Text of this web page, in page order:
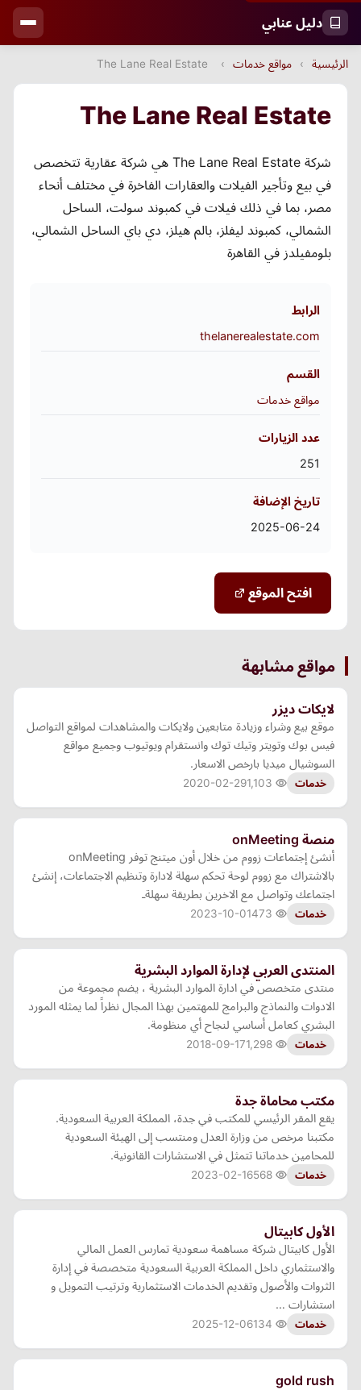
دليل عنابي
الرئيسية › مواقع خدمات ›
The Lane Real Estate
The Lane Real Estate
شركة The Lane Real Estate هي شركة عقارية تتخصص
في بيع وتأجير الفيلات والعقارات الفاخرة في مختلف أنحاء
مصر، بما في ذلك فيلات في كمبوند سولت، الساحل
الشمالي، كمبوند ليفلز، بالم هيلز، دي باي الساحل الشمالي،
بلومفيلدز في القاهرة
الرابط
thelanerealestate.com
القسم
مواقع خدمات
عدد الزيارات
251
تاريخ الإضافة
2025-06-24
افتح الموقع
مواقع مشابهة
لايكات ديزر
موقع بيع وشراء وزيادة متابعين ولايكات والمشاهدات لمواقع التواصل
فيس بوك وتويتر وتيك توك وانستقرام ويوتيوب وجميع مواقع
السوشيال ميديا بارخص الاسعار.
خدمات 2020-02-29
منصة onMeeting
أنشئ إجتماعات زووم من خلال أون ميتنج توفر onMeeting
بالاشتراك مع زووم لوحة تحكم سهلة لادارة وتنظيم الاجتماعات، إنشئ
اجتماعك وتواصل مع الاخرين بطريقة سهلةـ
خدمات 2023-10-01
المنتدى العربي لإدارة الموارد البشرية
منتدى متخصص في ادارة الموارد البشرية ، يضم مجموعة من
الادوات والنماذج والبرامج للمهتمين بهذا المجال نظراً لما يمثله المورد
البشري كعامل أساسي لنجاح أي منظومة.
خدمات 2018-09-17
مكتب محاماة جدة
يقع المقر الرئيسي للمكتب في جدة، المملكة العربية السعودية.
مكتبنا مرخص من وزارة العدل ومنتسب إلى الهيئة السعودية
للمحامين خدماتنا تتمثل في الاستشارات القانونية.
خدمات 2023-02-16
الأول كابيتال
الأول كابيتال شركة مساهمة سعودية تمارس العمل المالي
والاستثماري داخل المملكة العربية السعودية متخصصة في إدارة
الثروات والأصول وتقديم الخدمات الاستثمارية وترتيب التمويل و
استشارات …
خدمات 2025-12-06
gold rush